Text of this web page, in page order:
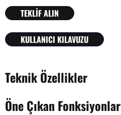
TEKLİF ALIN
KULLANICI KILAVUZU
Teknik Özellikler
Öne Çıkan Fonksiyonlar